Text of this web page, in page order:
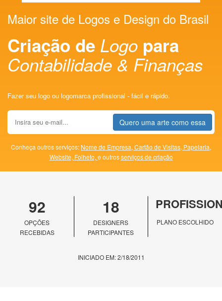
Maior site de Logos e Design do Brasil
Criação de Logo para
Contabilidade & Finanças
Fazer seu logo ou logomarca profissional - fácil e rápido.
Quero uma arte como essa
Conheça outros serviços: Nome de Empresa, Cartão de Visitas, Papelaria,
Website, Folheto, e outrosserviços de criação
92
OPÇÕES
RECEBIDAS
18
DESIGNERS
PARTICIPANTES
PLANO ESCOLHIDO
INICIADO EM: 2/18/2011